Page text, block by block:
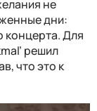
не
дни:
концерта. Для
решил
что это к